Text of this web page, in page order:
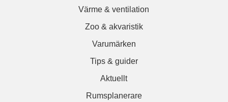
Värme & ventilation
Zoo & akvaristik
Varumärken
Tips & guider
Aktuellt
Rumsplanerare